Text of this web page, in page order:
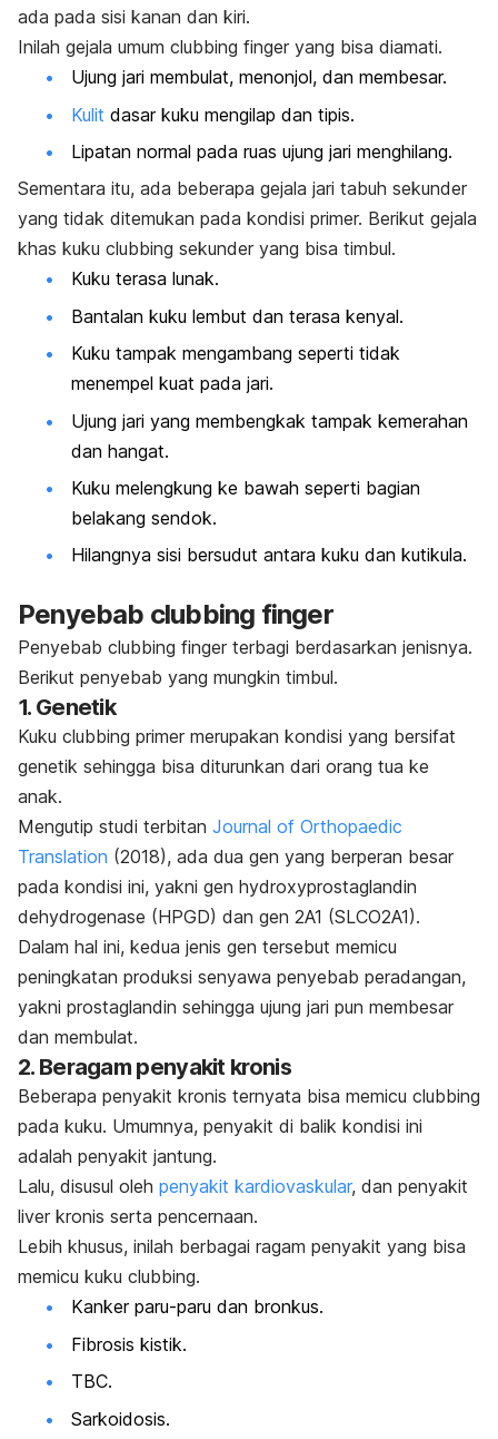
ada pada sisi kanan dan kiri.
Inilah gejala umum clubbing finger yang bisa diamati.
Ujung jari membulat, menonjol, dan membesar.
Kulit dasar kuku mengilap dan tipis.
Lipatan normal pada ruas ujung jari menghilang.
Sementara itu, ada beberapa gejala jari tabuh sekunder
yang tidak ditemukan pada kondisi primer. Berikut gejala
khas kuku clubbing sekunder yang bisa timbul.
Kuku terasa lunak.
Bantalan kuku lembut dan terasa kenyal.
Kuku tampak mengambang seperti tidak
menempel kuat pada jari.
Ujung jari yang membengkak tampak kemerahan
dan hangat.
Kuku melengkung ke bawah seperti bagian
belakang sendok.
Hilangnya sisi bersudut antara kuku dan kutikula.
Penyebab clubbing finger
Penyebab clubbing finger terbagi berdasarkan jenisnya.
Berikut penyebab yang mungkin timbul.
1. Genetik
Kuku clubbing primer merupakan kondisi yang bersifat
genetik sehingga bisa diturunkan dari orang tua ke
anak.
Mengutip studi terbitan Journal of Orthopaedic
Translation (2018), ada dua gen yang berperan besar
pada kondisi ini, yakni gen hydroxyprostaglandin
dehydrogenase (HPGD) dan gen 2A1 (SLCO2A1).
Dalam hal ini, kedua jenis gen tersebut memicu
peningkatan produksi senyawa penyebab peradangan,
yakni prostaglandin sehingga ujung jari pun membesar
dan membulat.
2. Beragam penyakit kronis
Beberapa penyakit kronis ternyata bisa memicu clubbing
pada kuku. Umumnya, penyakit di balik kondisi ini
adalah penyakit jantung.
Lalu, disusul oleh penyakit kardiovaskular, dan penyakit
liver kronis serta pencernaan.
Lebih khusus, inilah berbagai ragam penyakit yang bisa
memicu kuku clubbing.
Kanker paru-paru dan bronkus.
Fibrosis kistik.
TBC.
Sarkoidosis.